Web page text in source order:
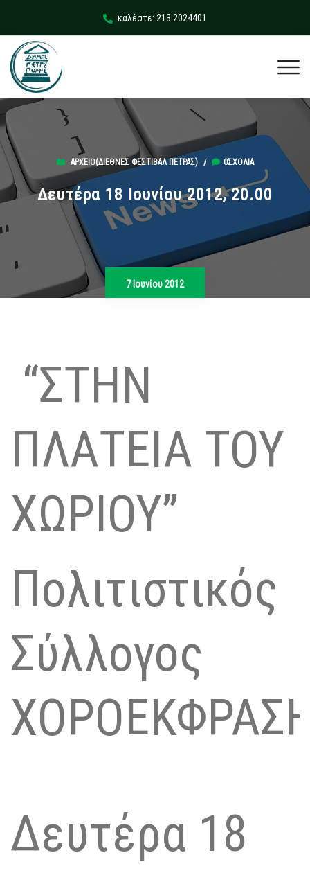
καλέστε: 213 2024401
ΑΡΧΕΊΟ(ΔΙΕΘΝΈΣ ΦΕΣΤΙΒΆΛ ΠΈΤΡΑΣ)/ 0ΣΧΌΛΙΑ
Δευτέρα 18 Ιουνίου 2012, 20.00
7 Ιουνίου 2012
“ΣΤΗΝ
ΠΛΑΤΕΙΑ ΤΟΥ
ΧΩΡΙΟΥ”
Πολιτιστικός
Σύλλογος
Δευτέρα 18